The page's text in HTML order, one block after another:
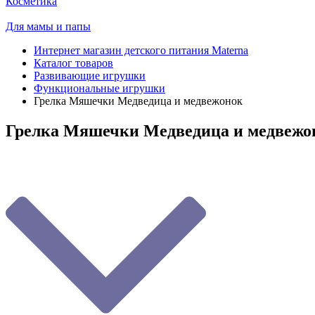
Для мамы и папы
Интернет магазин детского питания Materna
Каталог товаров
Развивающие игрушки
Функциональные игрушки
Грелка Мяшечки Медведица и медвежонок
Грелка Мяшечки Медведица и